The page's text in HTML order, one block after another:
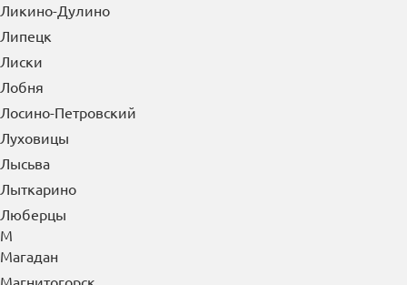
Ликино-Дулино
Липецк
Лиски
Лобня
Лосино-Петровский
Луховицы
Лысьва
Лыткарино
Люберцы
М
Магадан
Магнитогорск